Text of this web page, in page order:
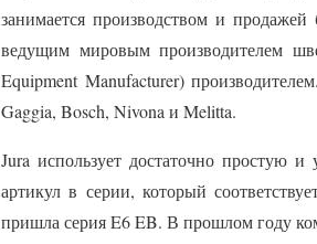
занимается производством и
ведущим мировым производителем
Equipment Manufacturer)
Gaggia, Bosch, Nivona и Melitta.
Jura использует достаточно простую
артикул в серии, который
пришла серия E6 EB. В прошлом году